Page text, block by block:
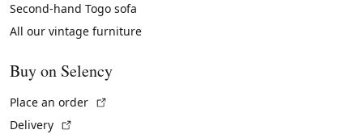
Second-hand Togo sofa
All our vintage furniture
Buy on Selency
Place an order
Delivery